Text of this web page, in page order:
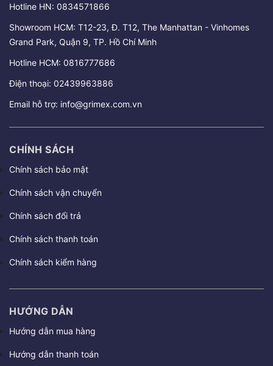
Hotline HN: 0834571866
Showroom HCM: T12-23, Đ. T12, The Manhattan - Vinhomes
Grand Park, Quận 9, TP. Hồ Chí Minh
Hotline HCM: 0816777686
Điện thoại: 02439963886
Email hỗ trợ: info@grimex.com.vn
CHÍNH SÁCH
Chính sách bảo mật
Chính sách vận chuyển
Chính sách đổi trả
Chính sách thanh toán
Chính sách kiểm hàng
HƯỚNG DẪN
Hướng dẫn mua hàng
Hướng dẫn thanh toán